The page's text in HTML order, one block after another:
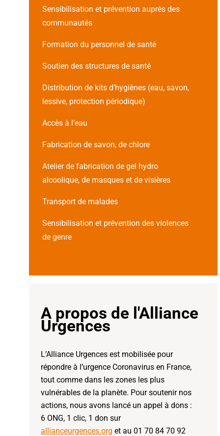
Sensibilisation et prévention auprès des
communautés
Formation du personnel de santé
Soutien des structures de santé
Distribution de kits d’hygiènes (eau, savon,
lessive, protection périodique)
Accès à l’eau
Fabrication de savon, de chlore
Atelier de fabrication de gel hydro
alcoolique, de masques et de visières
Transport de malades
Sensibilisation et prévention des violences
de genre
A propos de l'Alliance
Urgences
L’Alliance Urgences est mobilisée pour
répondre à l’urgence Coronavirus en France,
tout comme dans les zones les plus
vulnérables de la planète. Pour soutenir nos
actions, nous avons lancé un appel à dons :
6 ONG, 1 clic, 1 don sur
allianceurgences.org et au 01 70 84 70 92